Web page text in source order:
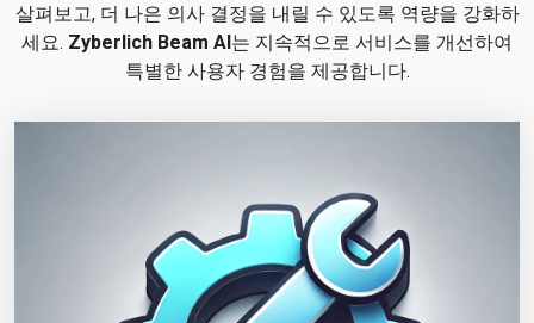
살펴보고, 더 나은 의사 결정을 내릴 수 있도록 역량을 강화하
세요. Zyberlich Beam AI는 지속적으로 서비스를 개선하여
특별한 사용자 경험을 제공합니다.